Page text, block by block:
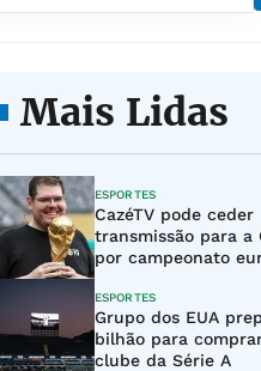
Mais Lidas
ESPORTES
CazéTV pode ceder
transmissão para a
por campeonato
ESPORTES
Grupo dos EUA
bilhão para
clube da Série A